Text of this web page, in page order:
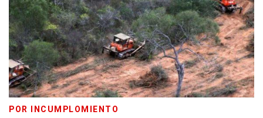
POR INCUMPLOMIENTO